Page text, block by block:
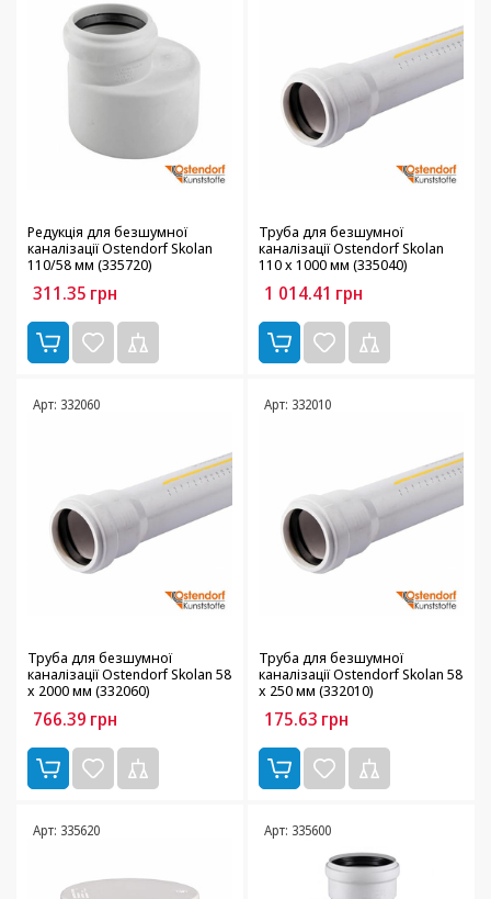
Редукція для безшумної
каналізації Ostendorf Skolan
110/58 мм (335720)
311.35 грн
Труба для безшумної
каналізації Ostendorf Skolan
110 х 1000 мм (335040)
1 014.41 грн
Арт: 332060
Труба для безшумної
каналізації Ostendorf Skolan 58
х 2000 мм (332060)
766.39 грн
Арт: 332010
Труба для безшумної
каналізації Ostendorf Skolan 58
х 250 мм (332010)
175.63 грн
Арт: 335620 Арт: 335600